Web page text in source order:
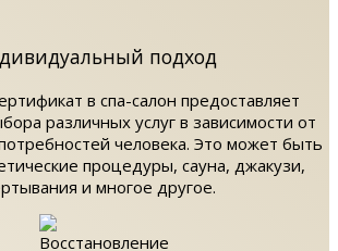
подход
в спа-салон предоставляет
различных услуг в зависимости от
человека. Это может быть
процедуры, сауна, джакузи,
и многое другое.